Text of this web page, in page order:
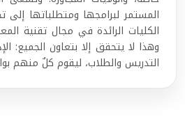
المستمر لبرامجها ومتطلباتها
الكليات الرائدة في مجال تقنية
وهذا لا يتحقق إلا بتعاون الجميع:
التدريس والطلاب، ليقوم كلٌ منهم